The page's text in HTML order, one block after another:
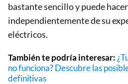
bastante sencillo y puede
independientemente de su
eléctricos.
También te podría interesar:
no funciona? Descubre las
definitivas